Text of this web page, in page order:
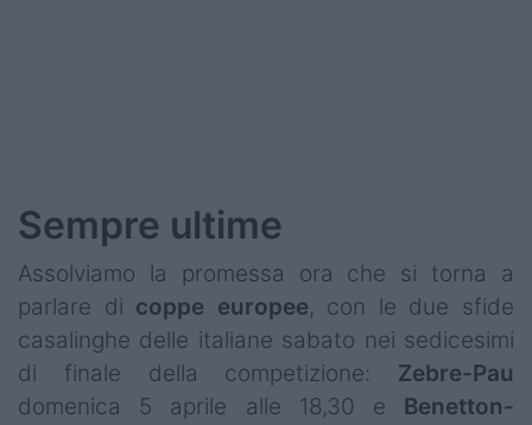
Sempre ultime
Assolviamo la promessa ora che si torna a
parlare di coppe europee, con le due sfide
casalinghe delle italiane sabato nei sedicesimi
di finale della competizione: Zebre-Pau
domenica 5 aprile alle 18,30 e Benetton-